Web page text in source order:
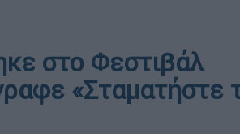
στο Φεστιβάλ
«Σταματήστε